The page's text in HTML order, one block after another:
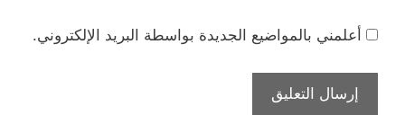
أعلمني بالمواضيع الجديدة بواسطة البريد الإلكتروني.